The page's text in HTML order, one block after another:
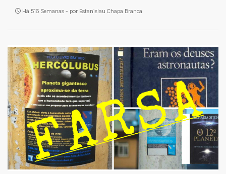
Há 516 Semanas - por Estanislau Chapa Branca